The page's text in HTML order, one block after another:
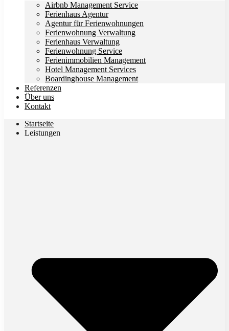
Airbnb Management Service
Ferienhaus Agentur
Agentur für Ferienwohnungen
Ferienwohnung Verwaltung
Ferienhaus Verwaltung
Ferienwohnung Service
Ferienimmobilien Management
Hotel Management Services
Boardinghouse Management
Referenzen
Über uns
Kontakt
Startseite
Leistungen